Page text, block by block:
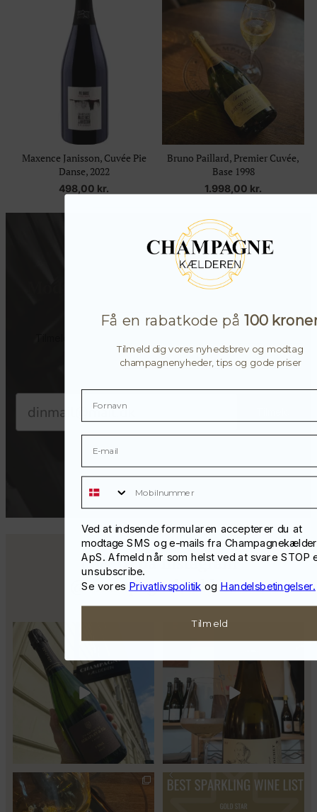
Maxence Janisson, Cuvée Pie
Danse, 2022
498,00 kr.
Bruno Paillard, Premier Cuvée,
Base 1998
1.998,00 kr.
Modtag champagnenyheder, tips
og gode priser
champagnenyheder, tips og gode priser
Følg os på Instagram
@champagnekaelderen
Kun 8 billetter tilbage til vores
fredagssmagning
Christian Bourmalt, Les Fetes
2018 🍾
Fredagssmagningerne lever – og
Få en rabatkode på 100
Tilmeld dig vores nyhedsbrev og modtag
champagnenyheder, tips og gode priser
Mobilnummer
Ved at indsende formularen accepterer du at
modtage SMS og e-mails fra
ApS. Afmeld når som helst ved at svare STOP
unsubscribe.
Se vores Privatlivspolitik og Handelsbetingelser.
Tilmeld